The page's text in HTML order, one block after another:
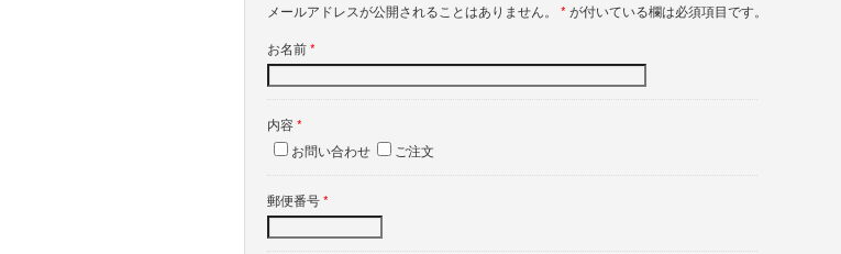
メールアドレスが公開されることはありません。 * が付いている欄は必須項目です。
お名前*
内容*
お問い合わせ
ご注文
郵便番号*